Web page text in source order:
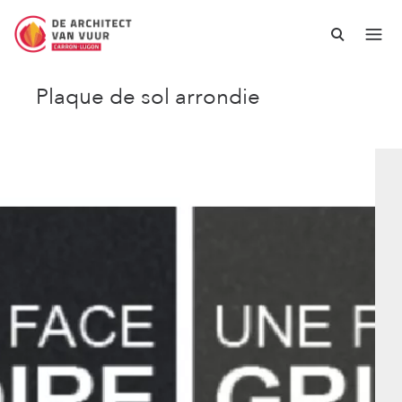
Plaque de sol arrondie